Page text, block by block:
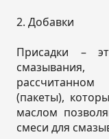
2. Добавки
Присадки –
(пакеты),
маслом
смеси для